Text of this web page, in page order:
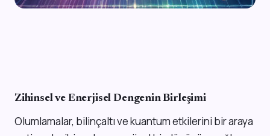
Zihinsel ve Enerjisel Dengenin Birleşimi
Olumlamalar, bilinçaltı ve kuantum etkilerini bir araya